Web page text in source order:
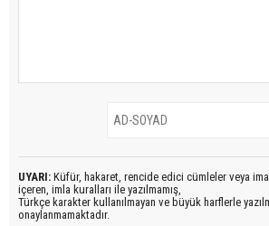
UYARI: Küfür, hakaret, rencide edici cümleler veya
içeren, imla kuralları ile yazılmamış,
Türkçe karakter kullanılmayan ve büyük harflerle
onaylanmamaktadır.